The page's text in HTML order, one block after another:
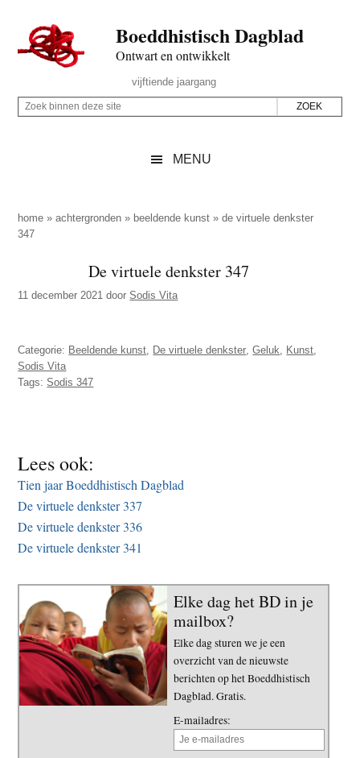
naar
de
inhoud
secondary
naar
de
sidebar
naar
de
Boeddhistisch Dagblad
Ontwart en ontwikkelt
Rechts
vijftiende jaargang
Z
p
d
z
i
t
Z
i
n
n
z
e
e
MENU
home »achtergronden » beeldende kunst »de virtuele denkster
347
De virtuele denkster 347
11 december 2021 doorSodis Vita
Categorie: Beeldende kunst De virtuele denkster ,Geluk Kunst
Sodis Vita
Tags:Sodis 347
Lees ook:
Tien jaar Boeddhistisch Dagblad
De virtuele denkster 337
De virtuele denkster 336
De virtuele denkster 341
Elke dag het BD in je
mailbox?
Elke dag sturen we je een
overzicht van de nieuwste
berichten op het Boeddhistisch
Dagblad. Gratis.
E-mailadres: